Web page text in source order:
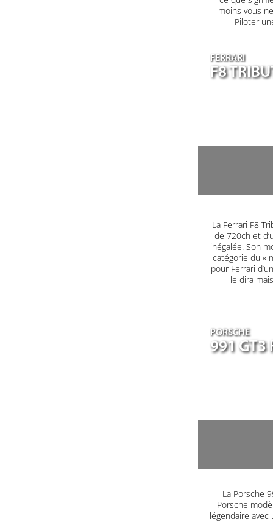
moins vous
Piloter
FERRARI
F8
La Ferrari F8
de 720ch et
inégalée. Son
catégorie du «
pour Ferrari
le dira
PORSCHE
991 GT3
La Porsche
Porsche
légendaire